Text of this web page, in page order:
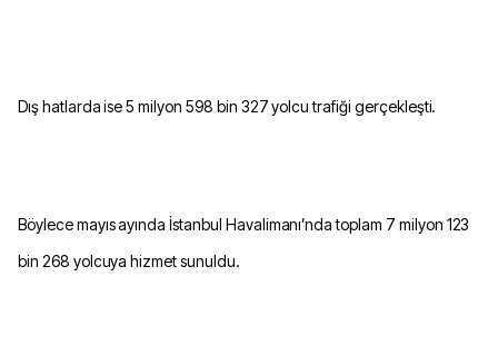
Dış hatlarda ise 5 milyon 598 bin 327 yolcu trafiği gerçekleşti.
Böylece mayıs ayında İstanbul Havalimanı’nda toplam 7 milyon 123
bin 268 yolcuya hizmet sunuldu.